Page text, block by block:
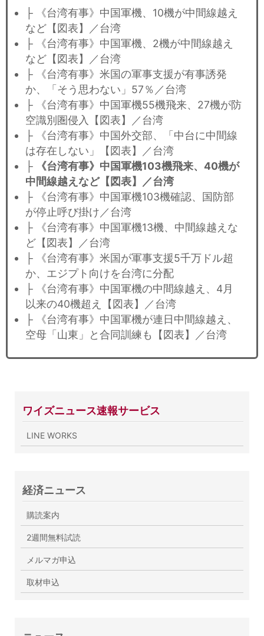
├ 《台湾有事》中国軍機、10機が中間線越え
など【図表】／台湾
├ 《台湾有事》中国軍機、2機が中間線越え
など【図表】／台湾
├ 《台湾有事》米国の軍事支援が有事誘発
か、「そう思わない」57％／台湾
├ 《台湾有事》中国軍機55機飛来、27機が防
空識別圏侵入【図表】／台湾
├ 《台湾有事》中国外交部、「中台に中間線
は存在しない」【図表】／台湾
├
《台湾有事》中国軍機103機飛来、40機が
中間線越えなど【図表】／台湾
├ 《台湾有事》中国軍機103機確認、国防部
が停止呼び掛け／台湾
├ 《台湾有事》中国軍機13機、中間線越えな
ど【図表】／台湾
├ 《台湾有事》米国が軍事支援5千万ドル超
か、エジプト向けを台湾に分配
├ 《台湾有事》中国軍機の中間線越え、4月
以来の40機超え【図表】／台湾
├ 《台湾有事》中国軍機が連日中間線越え、
空母「山東」と合同訓練も【図表】／台湾
ワイズニュース速報サービス
LINE WORKS
経済ニュース
購読案内
2週間無料試読
メルマガ申込
取材申込